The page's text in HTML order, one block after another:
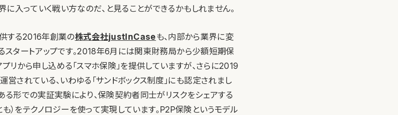
入っていく戦い方なのだ、と見ることができるかもしれません。
する2016年創業の株式会社justInCaseも、内部から業界に変
スタートアップです。2018年6月には関東財務局から少額短期保
リから申し込める「スマホ保険」を提供していますが、さらに2019
されている、いわゆる「サンドボックス制度」にも認定されまし
る形での実証実験により、保険契約者同士がリスクをシェアする
も）をテクノロジーを使って実現しています。P2P保険というモデル